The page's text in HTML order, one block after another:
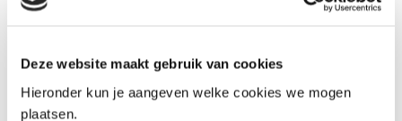
Deze website maakt gebruik van cookies
Hieronder kun je aangeven welke cookies we mogen
plaatsen.
Om de proeftuinen ‘Toekomstscenario kind- en
gezinsbescherming’ te ondersteunen, is de